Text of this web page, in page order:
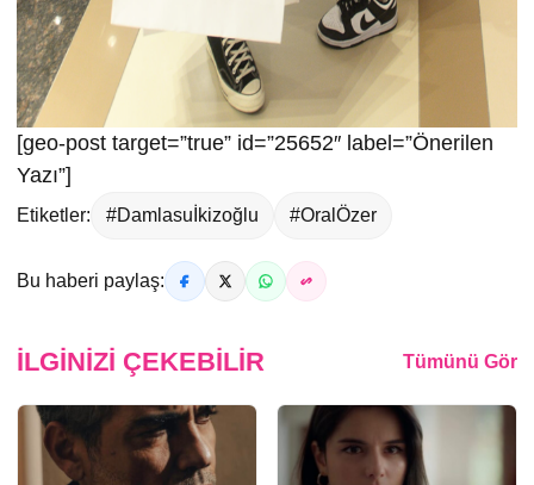
[geo-post target=”true” id=”25652″ label=”Önerilen
Yazı”]
Etiketler: #Damlasuİkizoğlu #OralÖzer
Bu haberi paylaş:
İLGINIZI ÇEKEBILIR Tümünü Gör